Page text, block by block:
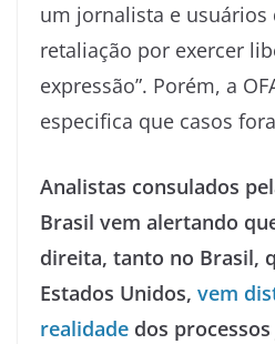
um jornalista e usuários
retaliação por exercer
expressão”. Porém, a
especifica que casos
Analistas consulados
Brasil vem alertando
direita, tanto no Brasil,
Estados Unidos, vem
realidade dos